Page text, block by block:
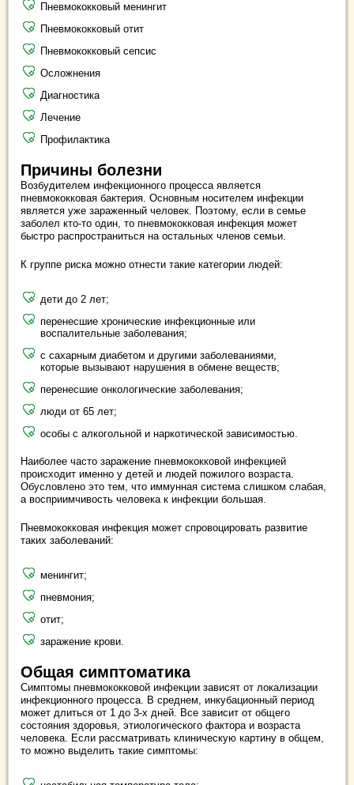
Пневмококковый менингит
Пневмококковый отит
Пневмококковый сепсис
Осложнения
Диагностика
Лечение
Профилактика
Причины болезни
Возбудителем инфекционного процесса является
пневмококковая бактерия. Основным носителем инфекции
является уже зараженный человек. Поэтому, если в семье
заболел кто-то один, то пневмококковая инфекция может
быстро распространиться на остальных членов семьи.
К группе риска можно отнести такие категории людей:
дети до 2 лет;
перенесшие хронические инфекционные или
воспалительные заболевания;
с сахарным диабетом и другими заболеваниями,
которые вызывают нарушения в обмене веществ;
перенесшие онкологические заболевания;
люди от 65 лет;
особы с алкогольной и наркотической зависимостью.
Наиболее часто заражение пневмококковой инфекцией
происходит именно у детей и людей пожилого возраста.
Обусловлено это тем, что иммунная система слишком слабая,
а восприимчивость человека к инфекции большая.
Пневмококковая инфекция может спровоцировать развитие
таких заболеваний:
менингит;
пневмония;
отит;
заражение крови.
Общая симптоматика
Симптомы пневмококковой инфекции зависят от локализации
инфекционного процесса. В среднем, инкубационный период
может длиться от 1 до 3-х дней. Все зависит от общего
состояния здоровья, этиологического фактора и возраста
человека. Если рассматривать клиническую картину в общем,
то можно выделить такие симптомы: